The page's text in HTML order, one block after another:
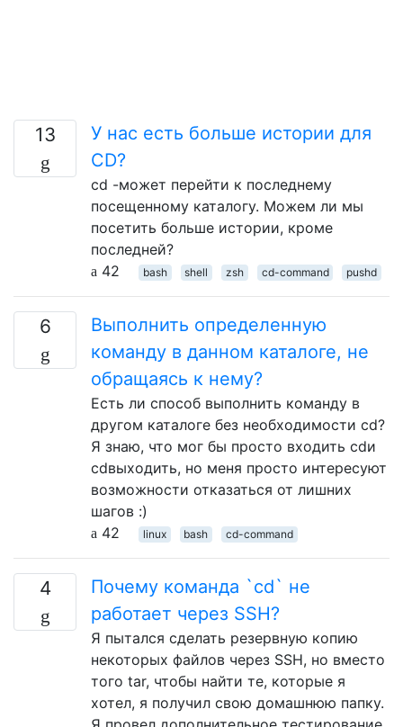
13
У нас есть больше истории для
CD?
cd -может перейти к последнему
посещенному каталогу. Можем ли мы
посетить больше истории, кроме
последней?
42
bash shell zsh cd-command pushd
6
Выполнить определенную
команду в данном каталоге, не
обращаясь к нему?
Есть ли способ выполнить команду в
другом каталоге без необходимости cd?
Я знаю, что мог бы просто входить cdи
cdвыходить, но меня просто интересуют
возможности отказаться от лишних
шагов :)
42
linux bash cd-command
4
Почему команда `cd` не
работает через SSH?
Я пытался сделать резервную копию
некоторых файлов через SSH, но вместо
того tar, чтобы найти те, которые я
хотел, я получил свою домашнюю папку.